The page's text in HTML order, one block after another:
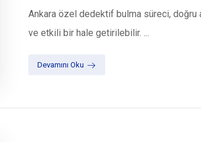
Ankara özel dedektif bulma süreci, doğru
ve etkili bir hale getirilebilir. ...
Devamını Oku